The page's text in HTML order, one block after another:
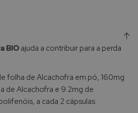
BIO ajuda a contribuir para a perda
folha de Alcachofra em pó, 160mg
de Alcachofra e 9.2mg de
a cada 2 cápsulas